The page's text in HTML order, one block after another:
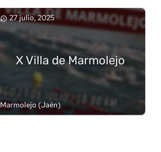
27 julio, 2025
X Villa de Marmolejo
Marmolejo(Jaén)